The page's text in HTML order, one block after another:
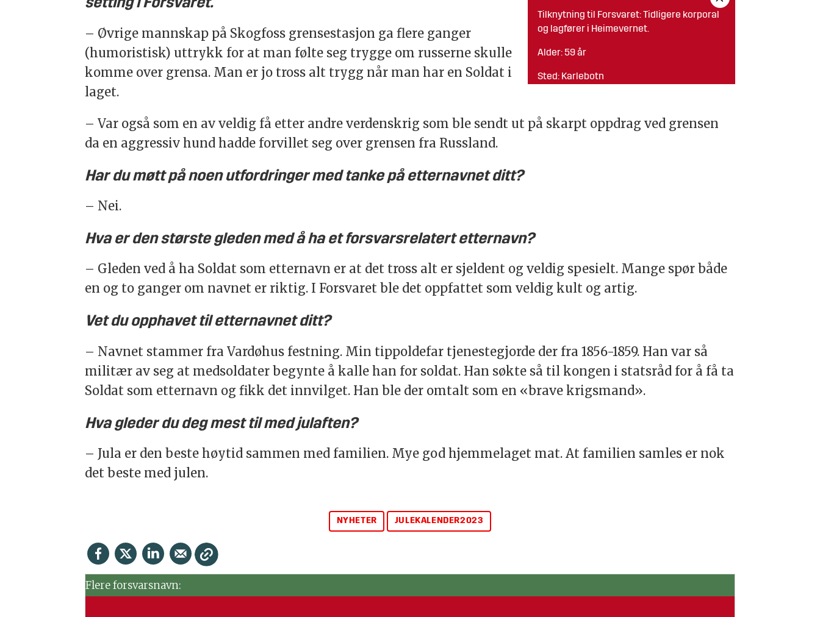
Tilknytning til Forsvaret: Tidligere korporal
og lagfører i Heimevernet.
Alder: 59 år
Sted: Karlebotn
setting i Forsvaret.
– Øvrige mannskap på Skogfoss grensestasjon ga flere ganger
(humoristisk) uttrykk for at man følte seg trygge om russerne skulle
komme over grensa. Man er jo tross alt trygg når man har en Soldat i
laget.
– Var også som en av veldig få etter andre verdenskrig som ble sendt ut på skarpt oppdrag ved grensen
da en aggressiv hund hadde forvillet seg over grensen fra Russland.
Har du møtt på noen utfordringer med tanke på etternavnet ditt?
– Nei.
Hva er den største gleden med å ha et forsvarsrelatert etternavn?
– Gleden ved å ha Soldat som etternavn er at det tross alt er sjeldent og veldig spesielt. Mange spør både
en og to ganger om navnet er riktig. I Forsvaret ble det oppfattet som veldig kult og artig.
Vet du opphavet til etternavnet ditt?
– Navnet stammer fra Vardøhus festning. Min tippoldefar tjenestegjorde der fra 1856-1859. Han var så
militær av seg at medsoldater begynte å kalle han for soldat. Han søkte så til kongen i statsråd for å få ta
Soldat som etternavn og fikk det innvilget. Han ble der omtalt som en «brave krigsmand».
Hva gleder du deg mest til med julaften?
– Jula er den beste høytid sammen med familien. Mye god hjemmelaget mat. At familien samles er nok
det beste med julen.
NYHETER JULEKALENDER2023
Flere forsvarsnavn: